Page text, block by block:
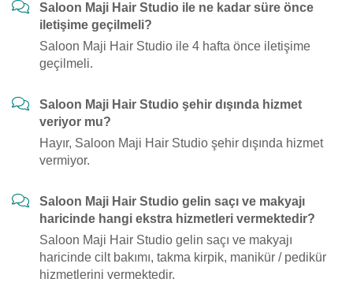
Saloon Maji Hair Studio ile ne kadar süre önce
iletişime geçilmeli?
Saloon Maji Hair Studio ile 4 hafta önce iletişime
geçilmeli.
Saloon Maji Hair Studio şehir dışında hizmet
veriyor mu?
Hayır, Saloon Maji Hair Studio şehir dışında hizmet
vermiyor.
Saloon Maji Hair Studio gelin saçı ve makyajı
haricinde hangi ekstra hizmetleri vermektedir?
Saloon Maji Hair Studio gelin saçı ve makyajı
haricinde cilt bakımı, takma kirpik, manikür / pedikür
hizmetlerini vermektedir.